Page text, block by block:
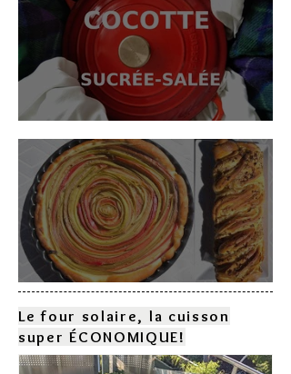
Cocotte sucrée-salée
Deux gâteaux à la rhubarbe
Le four solaire, la cuisson
super ÉCONOMIQUE!